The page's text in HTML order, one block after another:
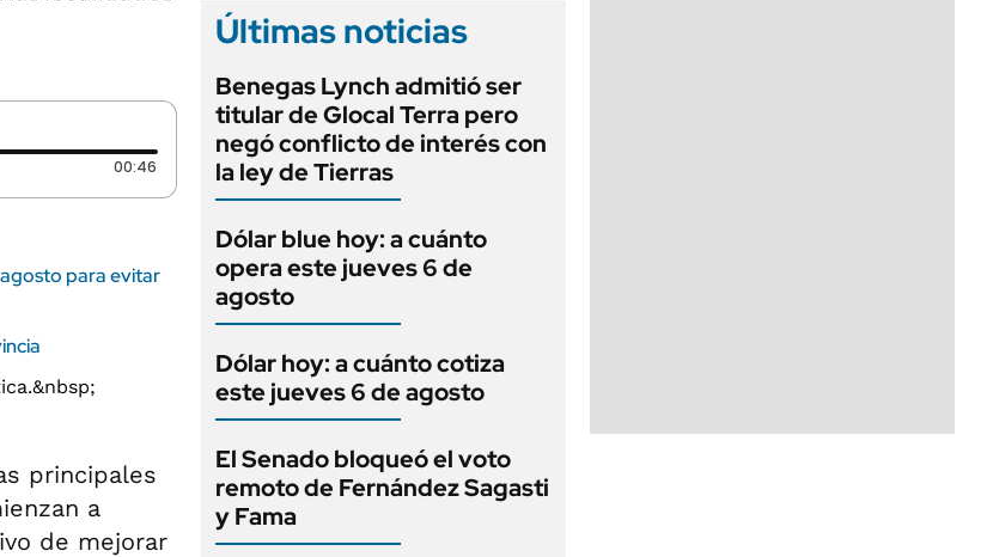
00:46 Duración: 46 segundos
para evitar
principales
a
de mejorar
Últimas noticias
Benegas Lynch admitió ser
titular de Glocal Terra pero
negó conflicto de interés con
la ley de Tierras
Dólar blue hoy: a cuánto
opera este jueves 6 de
agosto
Dólar hoy: a cuánto cotiza
este jueves 6 de agosto
El Senado bloqueó el voto
remoto de Fernández Sagasti
y Fama